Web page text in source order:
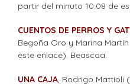
partir del minuto 10:08 de
CUENTOS DE PERROS Y
Begoña Oro y Marina
este enlace). Beascoa.
UNA CAJA, Rodrigo Mattioli